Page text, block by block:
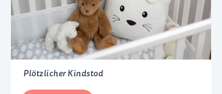
Plötzlicher Kindstod